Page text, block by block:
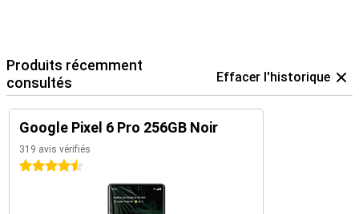
Produits récemment
consultés
Effacer l'historique
Google Pixel 6 Pro 256GB Noir
319 avis vérifiés
4.5 étoiles